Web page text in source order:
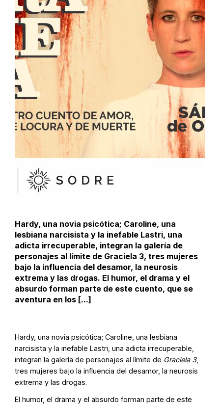
Hardy, una novia psicótica; Caroline, una
lesbiana narcisista y la inefable Lastri, una
adicta irrecuperable, integran la galería de
personajes al límite de Graciela 3, tres mujeres
bajo la influencia del desamor, la neurosis
extrema y las drogas. El humor, el drama y el
absurdo forman parte de este cuento, que se
aventura en los [...]
Hardy, una novia psicótica; Caroline, una lesbiana
narcisista y la inefable Lastri, una adicta irrecuperable,
integran la galería de personajes al límite de Graciela 3,
tres mujeres bajo la influencia del desamor, la neurosis
extrema y las drogas.
El humor, el drama y el absurdo forman parte de este